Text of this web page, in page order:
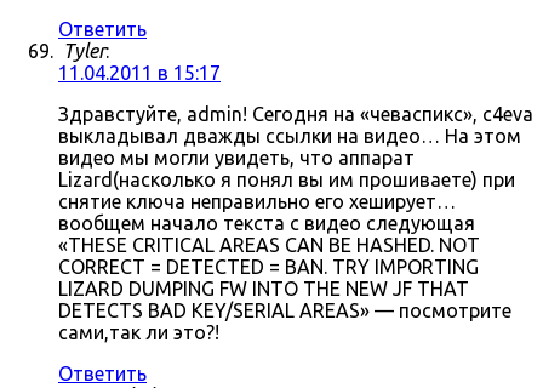
Ответить
Tyler:
11.04.2011 в 15:17
Здравстуйте, admin! Сегодня на «чеваспикс», c4eva
выкладывал дважды ссылки на видео… На этом
видео мы могли увидеть, что аппарат
Lizard(насколько я понял вы им прошиваете) при
снятие ключа неправильно его хеширует…
вообщем начало текста с видео следующая
«THESE CRITICAL AREAS CAN BE HASHED. NOT
CORRECT = DETECTED = BAN. TRY IMPORTING
LIZARD DUMPING FW INTO THE NEW JF THAT
DETECTS BAD KEY/SERIAL AREAS» — посмотрите
сами,так ли это?!
Ответить